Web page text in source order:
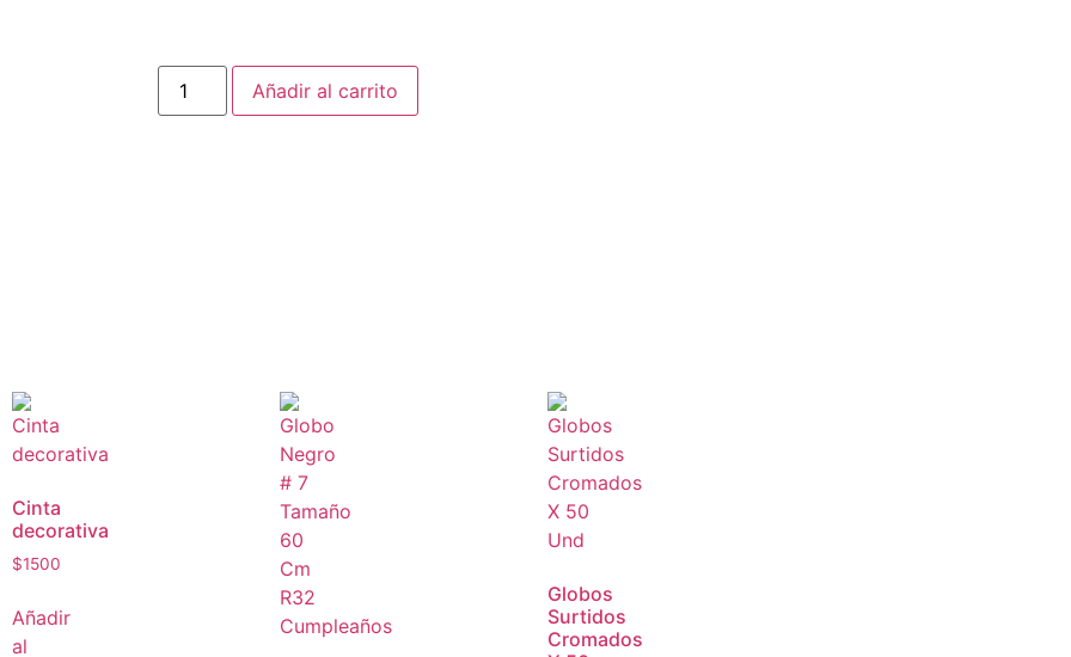
Añadir al carrito
Cinta
decorativa
$1500
Añadir
al
Globos
Surtidos
Cromados